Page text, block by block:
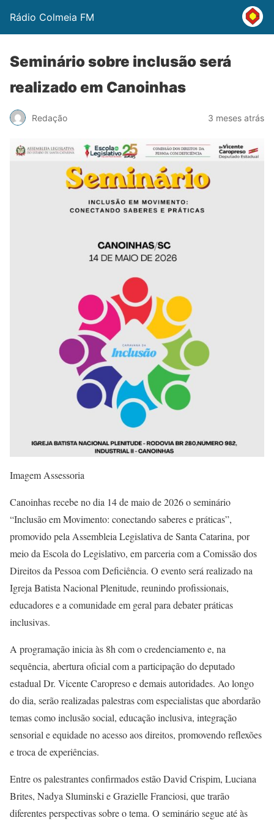
Rádio Colmeia FM
Seminário sobre inclusão será
realizado em Canoinhas
Redação 3 meses atrás
Imagem Assessoria
Canoinhas recebe no dia 14 de maio de 2026 o seminário
“Inclusão em Movimento: conectando saberes e práticas”,
promovido pela Assembleia Legislativa de Santa Catarina, por
meio da Escola do Legislativo, em parceria com a Comissão dos
Direitos da Pessoa com Deficiência. O evento será realizado na
Igreja Batista Nacional Plenitude, reunindo profissionais,
educadores e a comunidade em geral para debater práticas
inclusivas.
A programação inicia às 8h com o credenciamento e, na
sequência, abertura oficial com a participação do deputado
estadual Dr. Vicente Caropreso e demais autoridades. Ao longo
do dia, serão realizadas palestras com especialistas que abordarão
temas como inclusão social, educação inclusiva, integração
sensorial e equidade no acesso aos direitos, promovendo reflexões
e troca de experiências.
Entre os palestrantes confirmados estão David Crispim, Luciana
Brites, Nadya Sluminski e Grazielle Franciosi, que trarão
diferentes perspectivas sobre o tema. O seminário segue até às